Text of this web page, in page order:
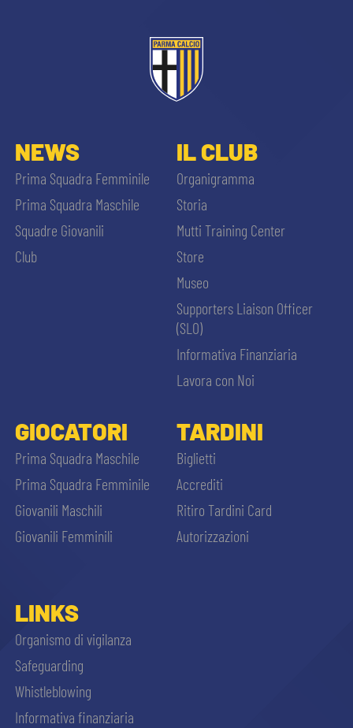
NEWS
Prima Squadra Femminile
Prima Squadra Maschile
Squadre Giovanili
Club
IL CLUB
Organigramma
Storia
Mutti Training Center
Store
Museo
Supporters Liaison Officer
(SLO)
Informativa Finanziaria
Lavora con Noi
GIOCATORI
Prima Squadra Maschile
Prima Squadra Femminile
Giovanili Maschili
Giovanili Femminili
TARDINI
Biglietti
Accrediti
Ritiro Tardini Card
Autorizzazioni
LINKS
Organismo di vigilanza
Safeguarding
Whistleblowing
Informativa finanziaria